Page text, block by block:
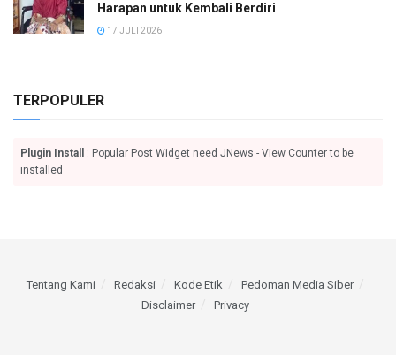
Harapan untuk Kembali Berdiri
17 JULI 2026
TERPOPULER
Plugin Install
: Popular Post Widget need JNews - View Counter to be
installed
Tentang Kami Redaksi Kode Etik
Pedoman Media Siber
Disclaimer
Privacy